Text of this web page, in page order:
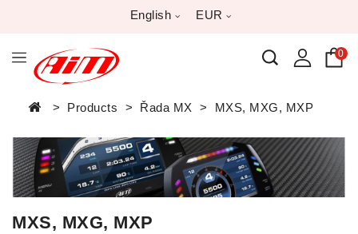
EUR
English
0
Products Řada MX MXS, MXG, MXP
MXS, MXG, MXP